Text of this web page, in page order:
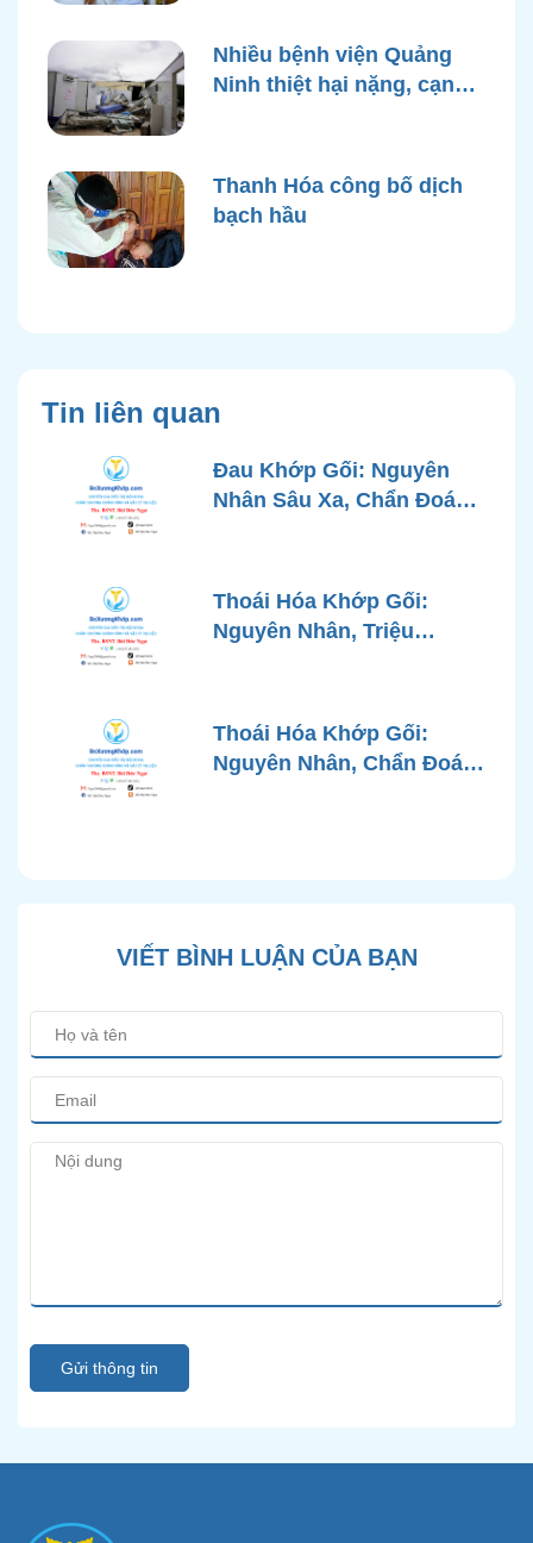
Nhiều bệnh viện Quảng
Ninh thiệt hại nặng, cạn
Thanh Hóa công bố dịch
bạch hầu
Tin liên quan
Đau Khớp Gối: Nguyên
Nhân Sâu Xa, Chẩn Đoán
Góc Nhìn Bác Sĩ Xương
Khớp
Thoái Hóa Khớp Gối:
Nguyên Nhân, Triệu
Chuẩn Y Khoa
Thoái Hóa Khớp Gối:
Nguyên Nhân, Chẩn Đoán
VIẾT BÌNH LUẬN CỦA BẠN
Gửi thông tin